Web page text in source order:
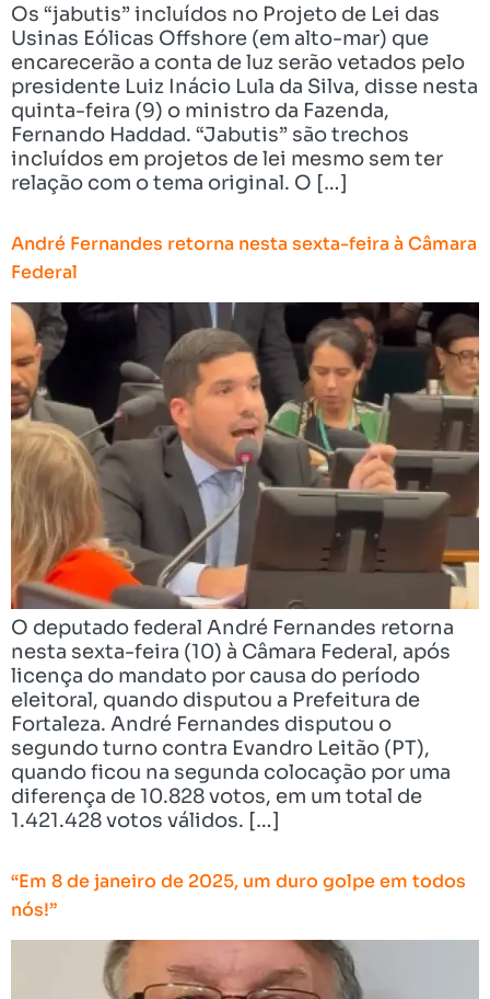
Os “jabutis” incluídos no Projeto de Lei das
Usinas Eólicas Offshore (em alto-mar) que
encarecerão a conta de luz serão vetados pelo
presidente Luiz Inácio Lula da Silva, disse nesta
quinta-feira (9) o ministro da Fazenda,
Fernando Haddad. “Jabutis” são trechos
incluídos em projetos de lei mesmo sem ter
relação com o tema original. O […]
André Fernandes retorna nesta sexta-feira à Câmara
Federal
O deputado federal André Fernandes retorna
nesta sexta-feira (10) à Câmara Federal, após
licença do mandato por causa do período
eleitoral, quando disputou a Prefeitura de
Fortaleza. André Fernandes disputou o
segundo turno contra Evandro Leitão (PT),
quando ficou na segunda colocação por uma
diferença de 10.828 votos, em um total de
1.421.428 votos válidos. […]
“Em 8 de janeiro de 2025, um duro golpe em todos
nós!”